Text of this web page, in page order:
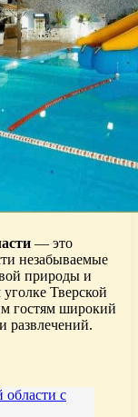
— это
незабываемые
природы и
Тверской
гостям широкий
развлечений.
с